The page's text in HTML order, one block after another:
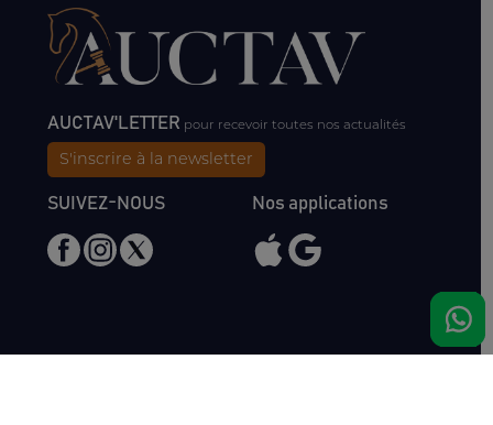
AUCTAV'LETTER pour recevoir toutes nos actualités
S'inscrire à la newsletter
SUIVEZ-NOUS Nos applications